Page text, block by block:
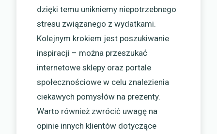
dzięki temu unikniemy niepotrzebnego
stresu związanego z wydatkami.
Kolejnym krokiem jest poszukiwanie
inspiracji – można przeszukać
internetowe sklepy oraz portale
społecznościowe w celu znalezienia
ciekawych pomysłów na prezenty.
Warto również zwrócić uwagę na
opinie innych klientów dotyczące